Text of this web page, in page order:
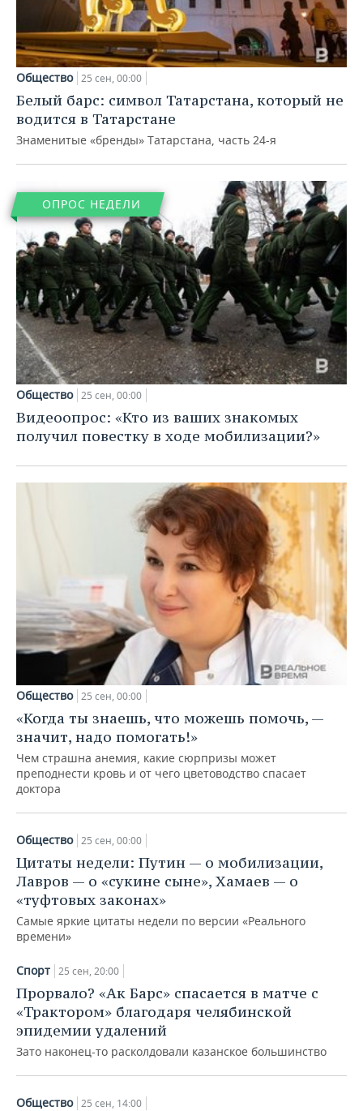
ХОККЕЙ С МЯЧОМ
ПРОИСШЕСТВИЯ
Общество 25 сен, 00:00
Белый барс: символ Татарстана, который не
водится в Татарстане
Знаменитые «бренды» Татарстана, часть 24-я
ОПРОС НЕДЕЛИ
Общество 25 сен, 00:00
Видеоопрос: «Кто из ваших знакомых
получил повестку в ходе мобилизации?»
Общество 25 сен, 00:00
«Когда ты знаешь, что можешь помочь, —
значит, надо помогать!»
Чем страшна анемия, какие сюрпризы может
преподнести кровь и от чего цветоводство спасает
доктора
Общество 25 сен, 00:00
Цитаты недели: Путин — о мобилизации,
Лавров — о «сукине сыне», Хамаев — о
«туфтовых законах»
Самые яркие цитаты недели по версии «Реального
времени»
Спорт 25 сен, 20:00
Прорвало? «Ак Барс» спасается в матче с
«Трактором» благодаря челябинской
эпидемии удалений
Зато наконец-то расколдовали казанское большинство
Общество 25 сен, 14:00